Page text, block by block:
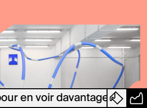
en voir davantage. Bonne